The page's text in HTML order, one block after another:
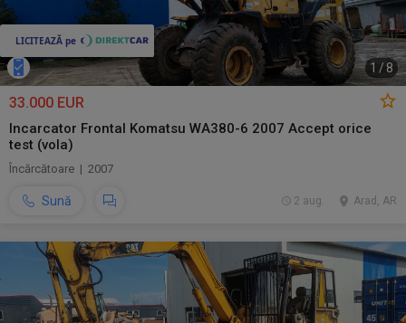
1 /8
33.000 EUR
Incarcator Frontal Komatsu WA380-6 2007 Accept orice
test (vola)
Încărcătoare | 2007
Sună Arad, AR
2 aug.